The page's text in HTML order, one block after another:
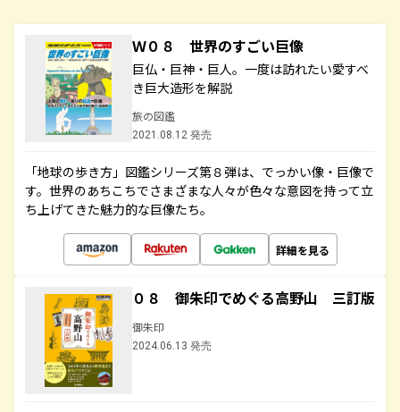
Ｗ０８ 世界のすごい巨像
巨仏・巨神・巨人。一度は訪れたい愛すべ
き巨大造形を解説
旅の図鑑
2021.08.12 発売
「地球の歩き方」図鑑シリーズ第８弾は、でっかい像・巨像で
す。世界のあちこちでさまざまな人々が色々な意図を持って立
ち上げてきた魅力的な巨像たち。
詳細を見る
０８ 御朱印でめぐる高野山 三訂版
御朱印
2024.06.13 発売